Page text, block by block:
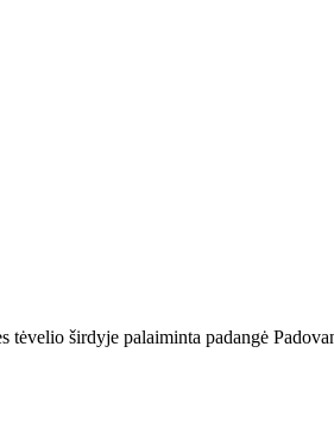
širdyje palaiminta padangė